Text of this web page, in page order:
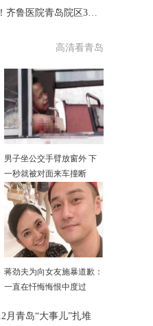
气温骤降 这种疾病高发！齐鲁医院青岛院区3天接诊6例
高清看青岛
男子坐公交手臂放窗外 下
一秒就被对面来车撞断
蒋劲夫为向女友施暴道歉：
一直在忏悔悔恨中度过
月青岛“大事儿”扎堆